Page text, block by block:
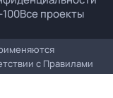
Все проекты
с Правилами